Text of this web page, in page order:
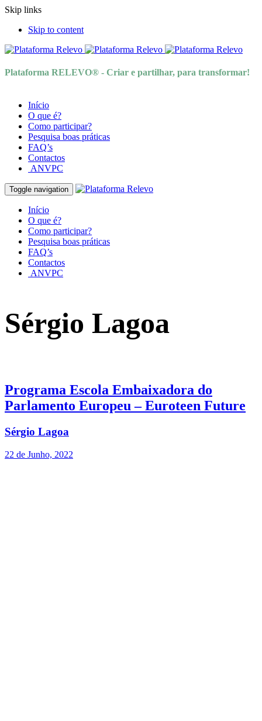
Skip links
Skip to content
Plataforma RELEVO® - Criar e partilhar, para transformar!
Início
O que é?
Como participar?
Pesquisa boas práticas
FAQ’s
Contactos
ANVPC
Toggle navigation
Início
O que é?
Como participar?
Pesquisa boas práticas
FAQ’s
Contactos
ANVPC
Sérgio Lagoa
Programa Escola Embaixadora do
Parlamento Europeu – Euroteen Future
Sérgio Lagoa
22 de Junho, 2022